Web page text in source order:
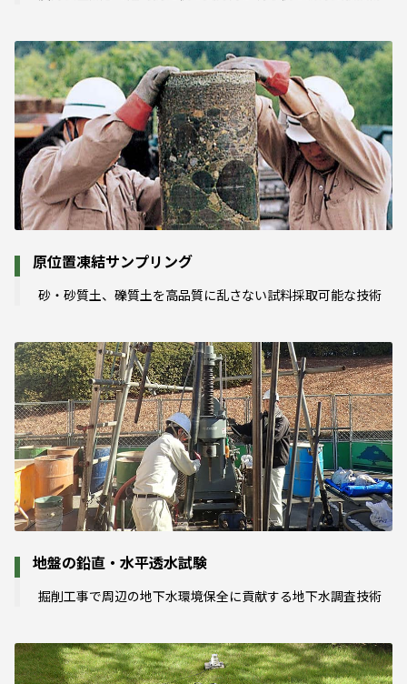
原位置凍結サンプリング
砂・砂質土、礫質土を高品質に乱さない試料採取可能な技術
地盤の鉛直・水平透水試験
掘削工事で周辺の地下水環境保全に貢献する地下水調査技術